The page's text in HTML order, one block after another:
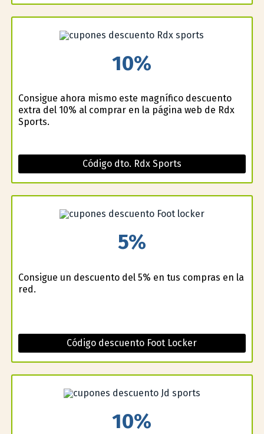
10%
Consigue ahora mismo este magnífico descuento
extra del 10% al comprar en la página web de Rdx
Sports.
Código dto. Rdx Sports
5%
Consigue un descuento del 5% en tus compras en la
red.
Código descuento Foot Locker
10%